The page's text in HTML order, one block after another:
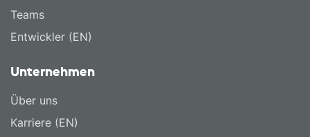
Teams
Entwickler (EN)
Unternehmen
Über uns
Karriere (EN)